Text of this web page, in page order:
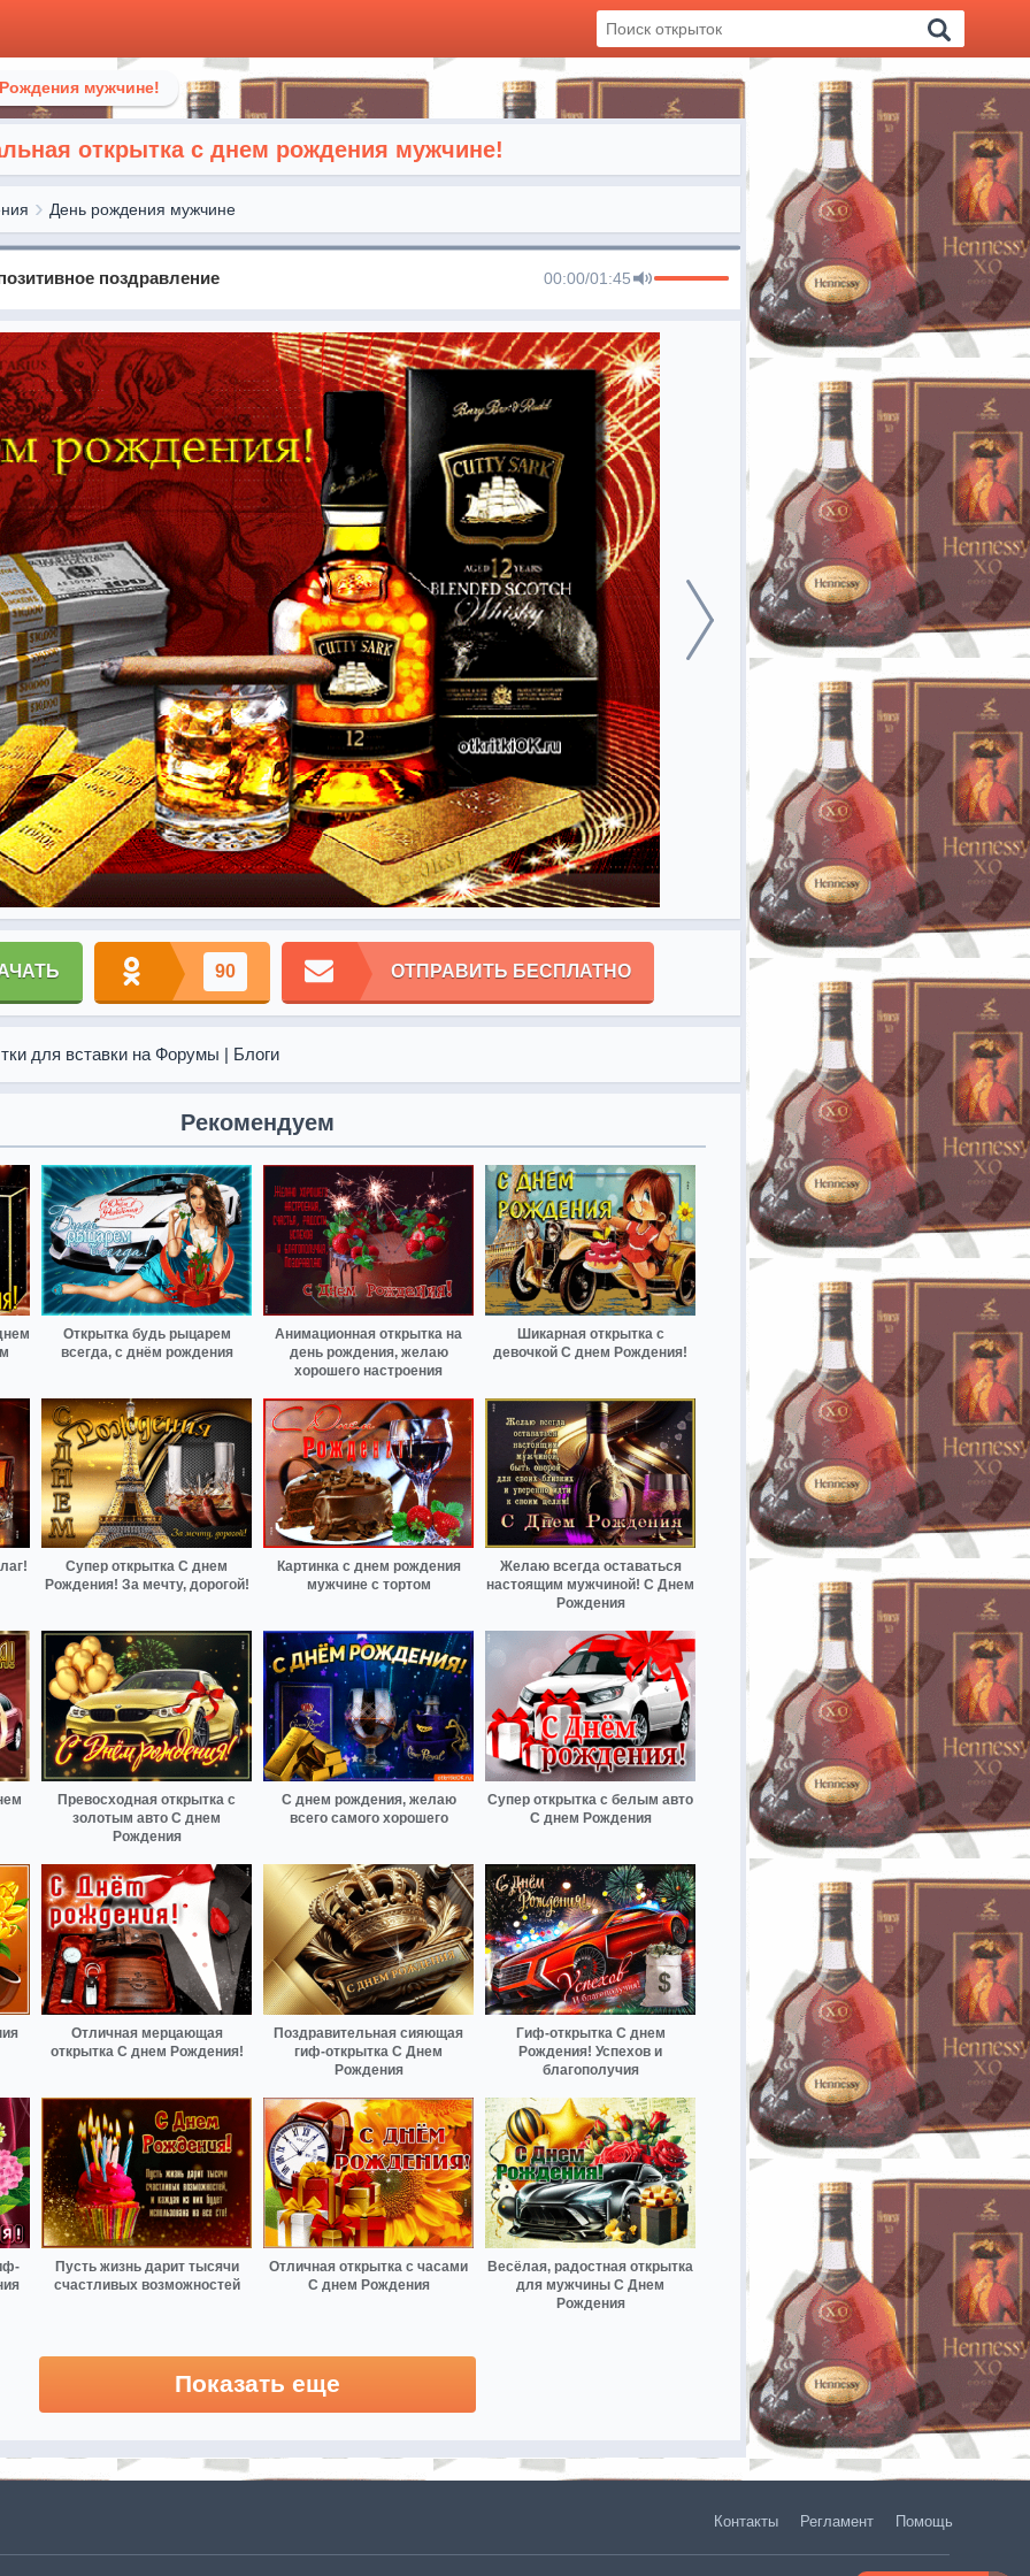
мужчине!
открытка с днем рождения мужчине!
День рождения мужчине
поздравление 00:00/01:45
90 ОТПРАВИТЬ БЕСПЛАТНО
для вставки на Форумы | Блоги
Рекомендуем
Открытка будь рыцарем
всегда, с днём рождения
Анимационная открытка на
день рождения, желаю
хорошего настроения
Шикарная открытка с
девочкой С днем Рождения!
Супер открытка С днем
Рождения! За мечту, дорогой!
Картинка с днем рождения
мужчине с тортом
Желаю всегда оставаться
настоящим мужчиной! С Днем
Рождения
Превосходная открытка с
золотым авто С днем
Рождения
С днем рождения, желаю
всего самого хорошего
Супер открытка с белым авто
С днем Рождения
Отличная мерцающая
открытка С днем Рождения!
Поздравительная сияющая
гиф-открытка С Днем
Рождения
Гиф-открытка С днем
Рождения! Успехов и
благополучия
Пусть жизнь дарит тысячи
счастливых возможностей
Отличная открытка с часами
С днем Рождения
Весёлая, радостная открытка
для мужчины С Днем
Рождения
Показать еще
Контакты Регламент Помощь